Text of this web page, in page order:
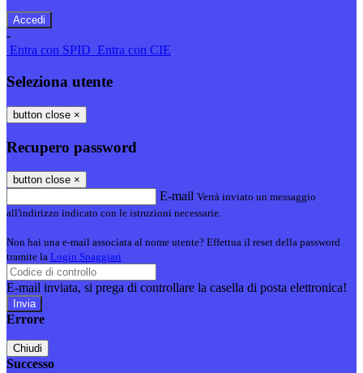
-
Entra con SPID Entra con CIE
Seleziona utente
button close ×
Recupero password
button close ×
E-mail Verrà inviato un messaggio
all'indirizzo indicato con le istruzioni necessarie.
Non hai una e-mail associata al nome utente? Effettua il reset della password
tramite la Login Spaggiari
E-mail inviata, si prega di controllare la casella di posta elettronica!
Errore
Chiudi
Successo